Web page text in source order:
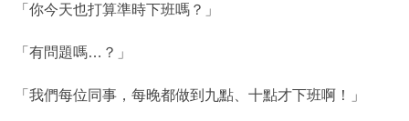
「你今天也打算準時下班嗎？」
「有問題嗎…？」
「我們每位同事，每晚都做到九點、十點才下班啊！」